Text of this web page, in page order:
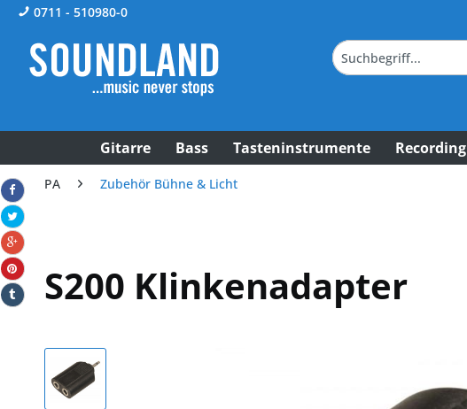
0711 - 510980-0
Gitarre Bass Tasteninstrumente Recording
PA Zubehör Bühne & Licht
S200 Klinkenadapter